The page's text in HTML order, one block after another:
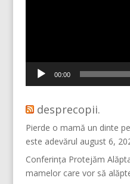
00:00
desprecopii.
Pierde o mamă un dinte
este adevărul august 6,
Conferința Protejăm
mamelor care vor să